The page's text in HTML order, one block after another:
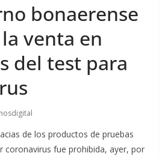
bonaerense
venta en
del test para
de los productos de pruebas
coronavirus fue prohibida, ayer, por